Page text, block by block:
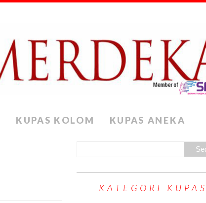
KUPAS KOLOM KUPAS ANEKA
KATEGORI KUPAS